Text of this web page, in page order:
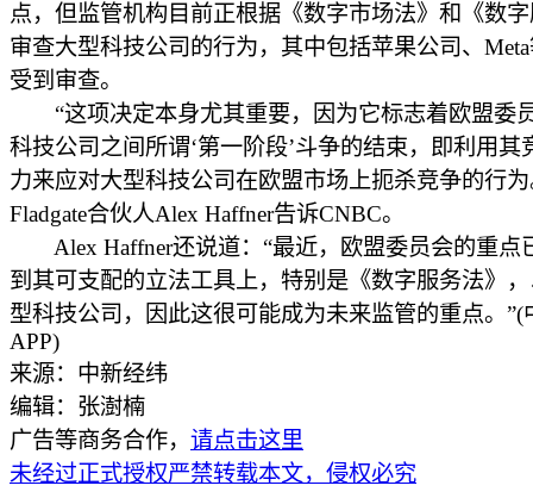
点，但监管机构目前正根据《数字市场法》和《数
审查大型科技公司的行为，其中包括苹果公司、
受到审查。
“这项决定本身尤其重要，因为它标志着欧盟委
科技公司之间所谓‘第一阶段’斗争的结束，即利用其
力来应对大型科技公司在欧盟市场上扼杀竞争的行为
Fladgate合伙人Alex Haffner告诉CNBC。
Alex Haffner还说道：“最近，欧盟委员会的重点
到其可支配的立法工具上，特别是《数字服务法》
型科技公司，因此这很可能成为未来监管的重点。”(
APP)
来源：中新经纬
编辑：张澍楠
广告等商务合作， 请点击这里
未经过正式授权严禁转载本文，侵权必究